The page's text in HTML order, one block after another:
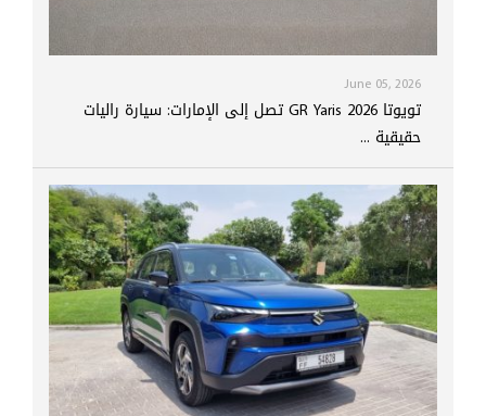
June 05, 2026
تويوتا GR Yaris 2026 تصل إلى الإمارات: سيارة راليات
حقيقية ...